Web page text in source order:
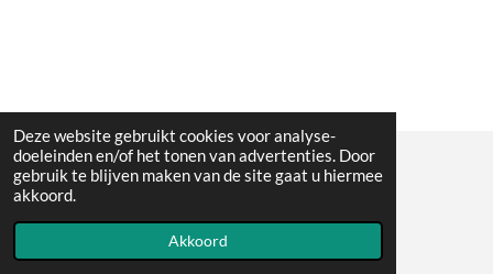
Deze website gebruikt cookies voor analyse-
doeleinden en/of het tonen van advertenties. Door
gebruik te blijven maken van de site gaat u hiermee
akkoord.
Akkoord
© All the pictures on this website are copywright protected